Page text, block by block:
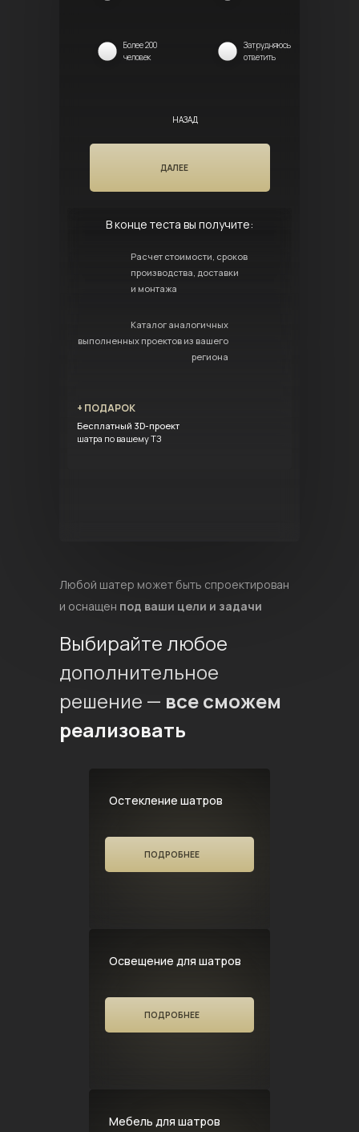
Более 200
человек
Затрудняюсь
ответить
НАЗАД
ДАЛЕЕ
В конце теста вы получите:
Расчет стоимости, сроков
производства, доставки
и монтажа
Каталог аналогичных
выполненных проектов из вашего
региона
+ ПОДАРОК
Бесплатный 3D-проект
шатра по вашему ТЗ
Любой шатер может быть спроектирован
и оснащен под ваши цели и задачи
Выбирайте любое
дополнительное
решение — все сможем
реализовать
Остекление шатров
ПОДРОБНЕЕ
Освещение для шатров
ПОДРОБНЕЕ
Мебель для шатров